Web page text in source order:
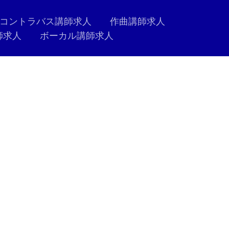
コントラバス講師求人
作曲講師求人
人
ボーカル講師求人